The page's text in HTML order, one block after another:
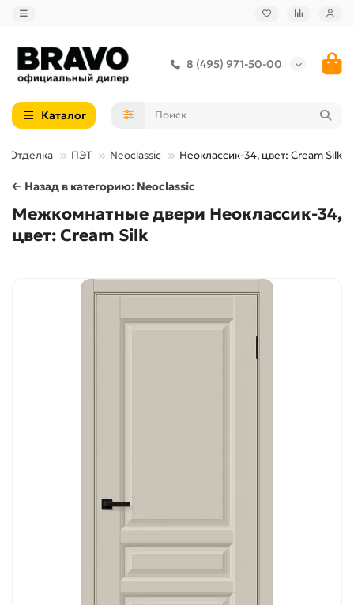
8 (495) 971-50-00
Каталог
Отделка ПЭТ Neoclassic Неоклассик-34, цвет: Cream Silk
← Назад в категорию: Neoclassic
Межкомнатные двери Неоклассик-34,
цвет: Cream Silk